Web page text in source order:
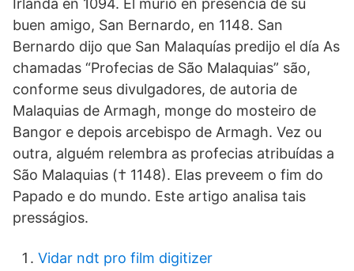
Irlanda en 1094. Él murió en presencia de su
buen amigo, San Bernardo, en 1148. San
Bernardo dijo que San Malaquías predijo el día As
chamadas “Profecias de São Malaquias” são,
conforme seus divulgadores, de autoria de
Malaquias de Armagh, monge do mosteiro de
Bangor e depois arcebispo de Armagh. Vez ou
outra, alguém relembra as profecias atribuídas a
São Malaquias († 1148). Elas preveem o fim do
Papado e do mundo. Este artigo analisa tais
presságios.
Vidar ndt pro film digitizer